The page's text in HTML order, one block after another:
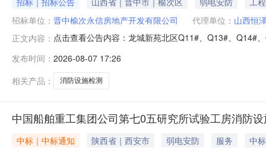
招标单位： 晋中榆次永信房地产开发有限公司 代理单位： 山西恒
正文内容： 点击查看公告内容：龙城新苑北区Q11#、Q13#、Q14#
发布时间： 2026-08-07 17:26
相关产品：
消防设施检测
中国船舶重工集团公司第七0五研究所试验工房消防
中标｜中标通知 陕西省｜西安市 弱电安防 服务
中